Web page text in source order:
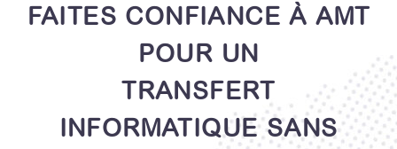
FAITES CONFIANCE À AMT
POUR UN
TRANSFERT
INFORMATIQUE SANS